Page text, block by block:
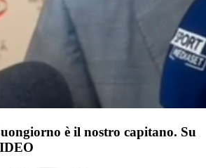
è il nostro capitano. Su